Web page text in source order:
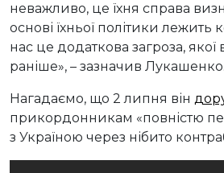
неважливо, це їхня справа
основі їхньої політики лежить
нас це додаткова загроза, якої
раніше», – зазначив Лукашенко.
Нагадаємо, що 2 липня він
прикордонникам «повністю
з Україною через нібито